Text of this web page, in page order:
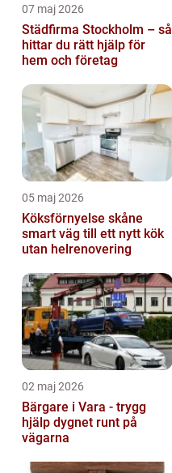
07 maj 2026
Städfirma Stockholm – så
hittar du rätt hjälp för
hem och företag
05 maj 2026
Köksförnyelse skåne
smart väg till ett nytt kök
utan helrenovering
02 maj 2026
Bärgare i Vara - trygg
hjälp dygnet runt på
vägarna